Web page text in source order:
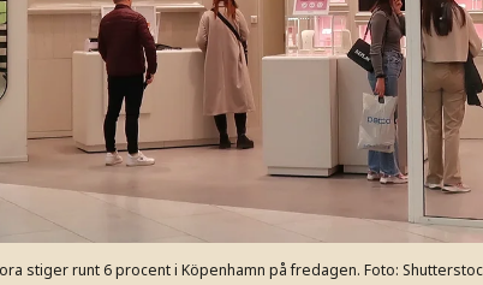
stiger runt 6 procent i Köpenhamn på fredagen. Foto: